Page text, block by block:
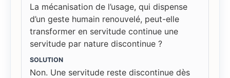
La mécanisation de l’usage, qui dispense
d’un geste humain renouvelé, peut-elle
transformer en servitude continue une
servitude par nature discontinue ?
SOLUTION
Non. Une servitude reste discontinue dès